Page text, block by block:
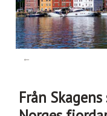
Från